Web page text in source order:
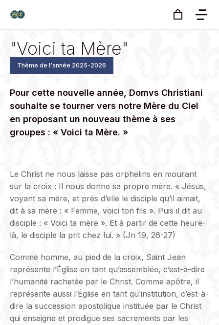
"Voici ta Mère"
Thème de l'année 2025-2026
Pour cette nouvelle année, Domvs Christiani
souhaite se tourner vers notre Mère du Ciel
en proposant un nouveau thème à ses
groupes : « Voici ta Mère. »
Le Christ ne nous laisse pas orphelins en mourant
sur la croix : Il nous donne sa propre mère. « Jésus,
voyant sa mère, et près d’elle le disciple qu’il aimait,
dit à sa mère : « Femme, voici ton fils ». Puis il dit au
disciple : « Voici ta mère ». Et à partir de cette heure-
là, le disciple la prit chez lui. » (Jn 19, 26-27)
Comme homme, au pied de la croix, Saint Jean
représente l’Église en tant qu’assemblée, c’est-à-dire
l’humanité rachetée par le Christ. Comme apôtre, il
représente aussi l’Église en tant qu’institution, c’est-à-
dire la succession apostolique instituée par le Christ
qui enseigne et prodigue ses sacrements par les